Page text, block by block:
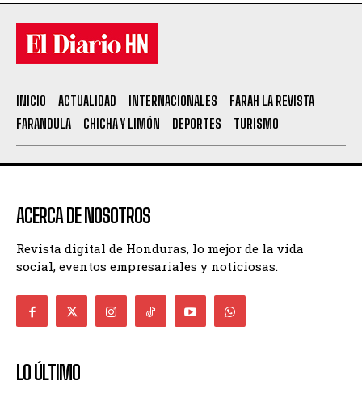
INICIO ACTUALIDAD INTERNACIONALES
FARAH LA REVISTA
FARANDULA
CHICHA Y LIMÓN DEPORTES TURISMO
ACERCA DE NOSOTROS
Revista digital de Honduras, lo mejor de la vida
social, eventos empresariales y noticiosas.
LO ÚLTIMO